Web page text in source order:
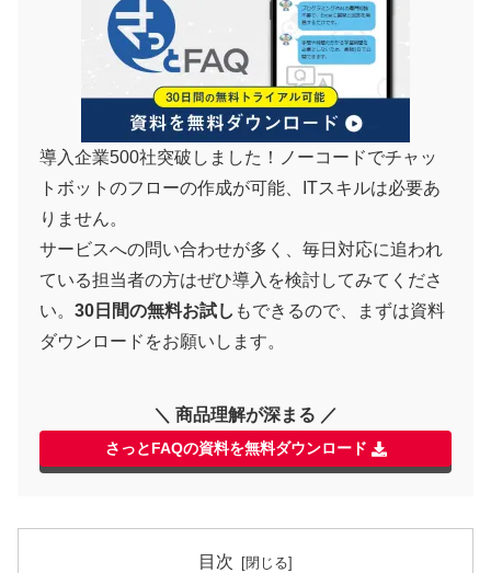
導入企業500社突破しました！ノーコードでチャッ
トボットのフローの作成が可能、ITスキルは必要あ
りません。
サービスへの問い合わせが多く、毎日対応に追われ
ている担当者の方はぜひ導入を検討してみてくださ
い。 30日間の無料お試し もできるので、まずは資料
ダウンロードをお願いします。
＼ 商品理解が深まる ／
さっとFAQの資料を無料ダウンロード
目次